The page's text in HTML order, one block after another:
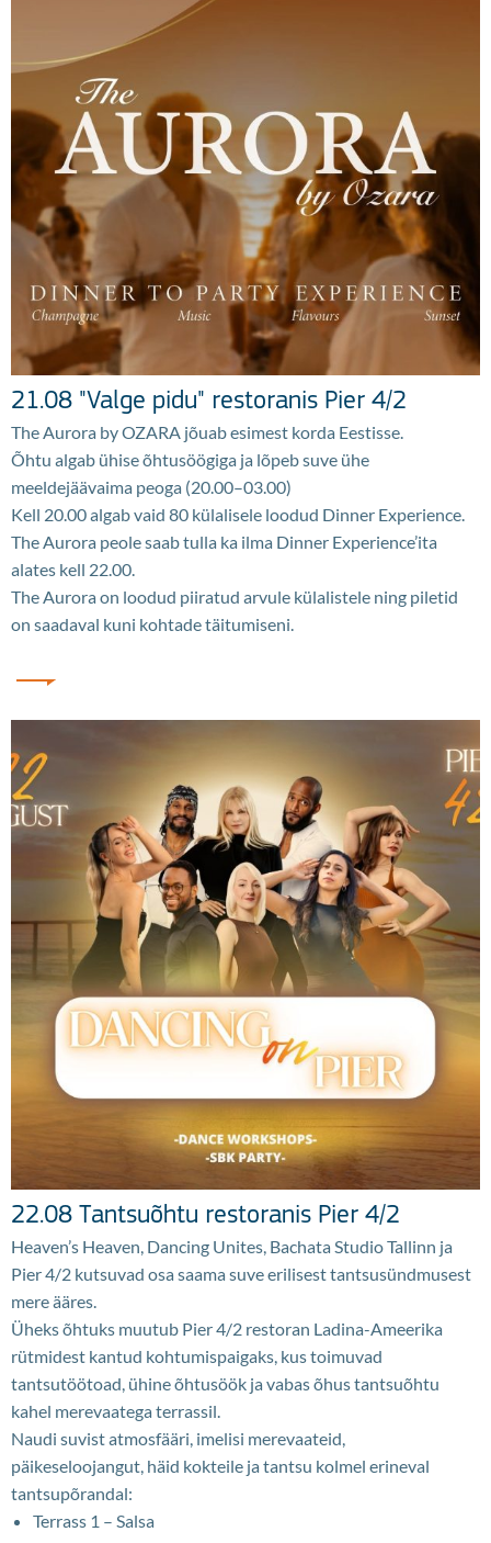
21.08 "Valge pidu" restoranis Pier 4/2
The Aurora by OZARA jõuab esimest korda Eestisse.
Õhtu algab ühise õhtusöögiga ja lõpeb suve ühe
meeldejäävaima peoga (20.00–03.00)
Kell 20.00 algab vaid 80 külalisele loodud Dinner Experience.
The Aurora peole saab tulla ka ilma Dinner Experience’ita
alates kell 22.00.
The Aurora on loodud piiratud arvule külalistele ning piletid
on saadaval kuni kohtade täitumiseni.
22.08 Tantsuõhtu restoranis Pier 4/2
Heaven’s Heaven, Dancing Unites, Bachata Studio Tallinn ja
Pier 4/2 kutsuvad osa saama suve erilisest tantsusündmusest
mere ääres.
Üheks õhtuks muutub Pier 4/2 restoran Ladina-Ameerika
rütmidest kantud kohtumispaigaks, kus toimuvad
tantsutöötoad, ühine õhtusöök ja vabas õhus tantsuõhtu
kahel merevaatega terrassil.
Naudi suvist atmosfääri, imelisi merevaateid,
päikeseloojangut, häid kokteile ja tantsu kolmel erineval
tantsupõrandal:
Terrass 1 – Salsa